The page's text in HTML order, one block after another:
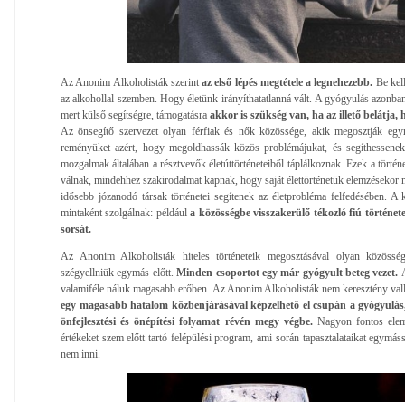
Az Anonim Alkoholisták szerintaz első lépés megtétele a legnehezebb. Be
az alkohollal szemben. Hogy életünk irányíthatatlanná vált. A gyógyulás
mert külső segítségre, támogatásra akkor is szükség van, ha az illető belátja,
Az önsegítő szervezet olyan férfiak és nők közössége, akik megosztják
reményüket azért, hogy megoldhassák közös problémájukat, és
mozgalmak általában a résztvevők életúttörténeteiből táplálkoznak. Ezek a
válnak, mindehhez szakirodalmat kapnak, hogy saját élettörténetük elemzésekor
idősebb józanodó társak történetei segítenek az életprobléma felfedésében. A
mintaként szolgálnak: példáula közösségbe visszakerülő tékozló fiú
sorsát.
Az Anonim Alkoholisták hiteles történeteik megosztásával olyan
szégyellniük egymás előtt.Minden csoportot egy már gyógyult beteg vezet.
valamiféle náluk magasabb erőben. Az Anonim Alkoholisták nem keresztény
egy magasabb hatalom közbenjárásával képzelhető el csupán a
önfejlesztési és önépítési folyamat révén megy végbe.Nagyon fontos
értékeket szem előtt tartó felépülési program, ami során tapasztalataikat
nem inni.